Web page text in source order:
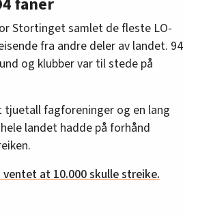
Stortinget samlet de fleste LO-
fra andre deler av landet. 94
og klubber var til stede på
tjuetall fagforeninger og en lang
landet hadde på forhånd
at 10.000 skulle streike.